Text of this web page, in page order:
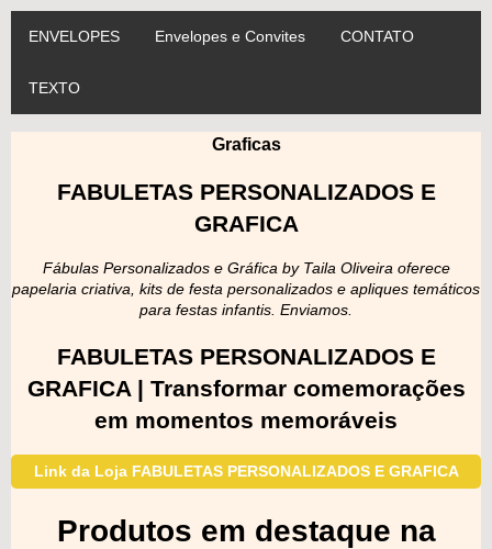
ENVELOPES Envelopes e Convites CONTATO
TEXTO
Graficas
FABULETAS PERSONALIZADOS E
GRAFICA
Fábulas Personalizados e Gráfica by Taila Oliveira oferece
papelaria criativa, kits de festa personalizados e apliques temáticos
para festas infantis. Enviamos.
FABULETAS PERSONALIZADOS E
GRAFICA | Transformar comemorações
em momentos memoráveis
Link da Loja FABULETAS PERSONALIZADOS E GRAFICA
Produtos em destaque na